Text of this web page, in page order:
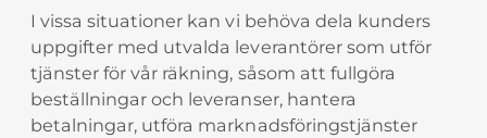
I vissa situationer kan vi behöva dela kunders
uppgifter med utvalda leverantörer som utför
tjänster för vår räkning, såsom att fullgöra
beställningar och leveranser, hantera
betalningar, utföra marknadsföringstjänster